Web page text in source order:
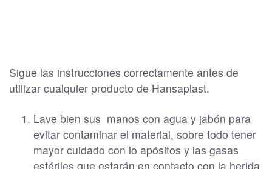
Sigue las instrucciones correctamente antes de
utilizar cualquier producto de Hansaplast.
Lave bien sus manos con agua y jabón para
evitar contaminar el material, sobre todo tener
mayor cuidado con lo apósitos y las gasas
estériles que estarán en contacto con la herida.